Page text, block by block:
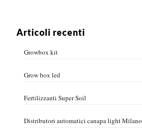
Articoli recenti
Growbox kit
Grow box led
Fertilizzanti Super Soil
Distributori automatici canapa light Milano